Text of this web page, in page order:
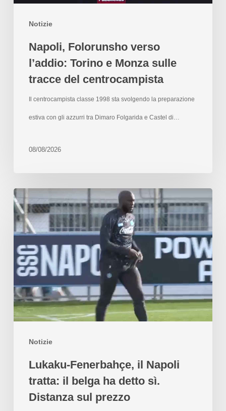
Notizie
Napoli, Folorunsho verso
l’addio: Torino e Monza sulle
tracce del centrocampista
Il centrocampista classe 1998 sta svolgendo la preparazione
estiva con gli azzurri tra Dimaro Folgarida e Castel di…
08/08/2026
Notizie
Lukaku-Fenerbahçe, il Napoli
tratta: il belga ha detto sì.
Distanza sul prezzo